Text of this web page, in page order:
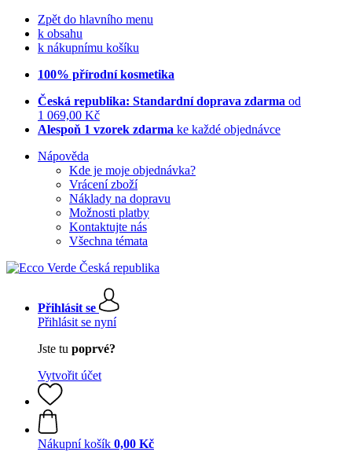
Zpět do hlavního menu
k obsahu
k nákupnímu košíku
100% přírodní kosmetika
Česká republika: Standardní doprava zdarma od
1 069,00 Kč
Alespoň 1 vzorek zdarma ke každé objednávce
Nápověda
Kde je moje objednávka?
Vrácení zboží
Náklady na dopravu
Možnosti platby
Kontaktujte nás
Všechna témata
Přihlásit se
Přihlásit se nyní
Jste tu poprvé?
Vytvořit účet
Nákupní košík 0,00 Kč